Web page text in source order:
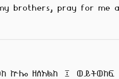
brothers, pray for me
ኵሎ ዘሰአልከ ፤